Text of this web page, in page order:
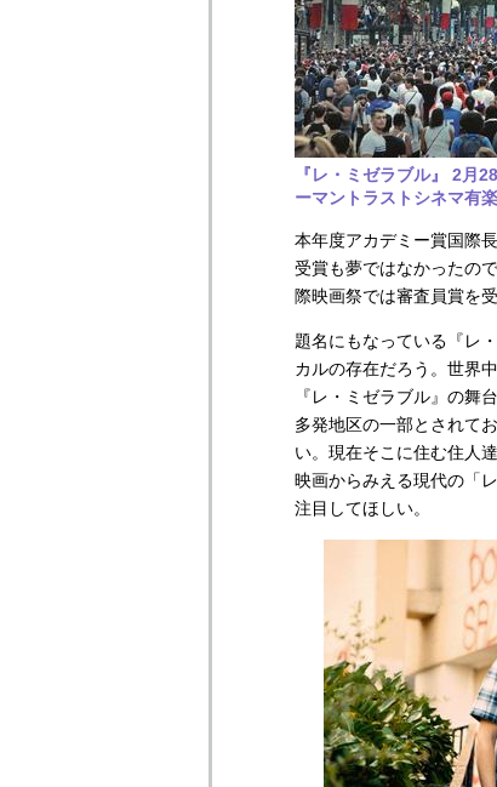
『レ・ミゼラブル』 2月
ーマントラストシネマ有
本年度アカデミー賞国際
受賞も夢ではなかったの
際映画祭では審査員賞を
題名にもなっている『レ
カルの存在だろう。世界
『レ・ミゼラブル』の舞
多発地区の一部とされて
い。現在そこに住む住人
映画からみえる現代の「
注目してほしい。